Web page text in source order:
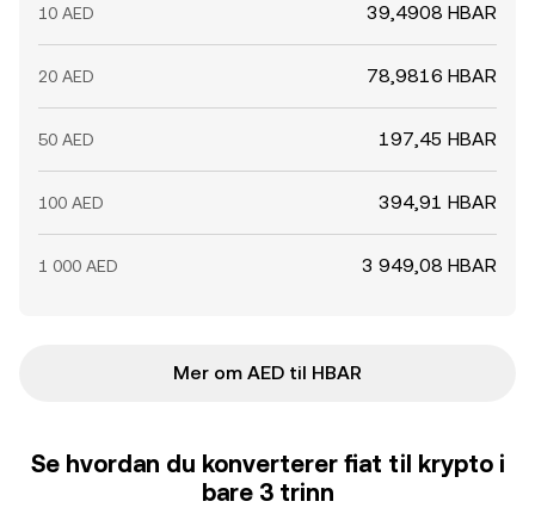
10 AED 39,4908 HBAR
20 AED 78,9816 HBAR
50 AED 197,45 HBAR
100 AED 394,91 HBAR
1 000 AED 3 949,08 HBAR
Mer om AED til HBAR
Se hvordan du konverterer fiat til krypto i
bare 3 trinn